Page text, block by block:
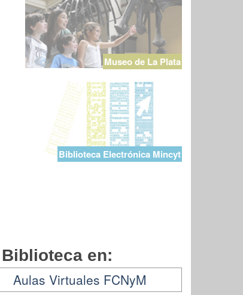
Museo de La Plata
Biblioteca Electrónica Mincyt
en:
Aulas Virtuales FCNyM